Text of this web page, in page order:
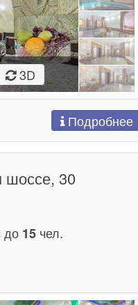
3D
Подробнее
шоссе, 30
до 15 чел.